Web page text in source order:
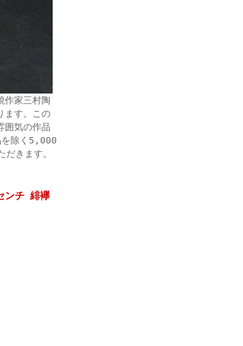
作家三村陶
ます。この
囲気の作品
を除く5,000
きます。
チ 緋襷